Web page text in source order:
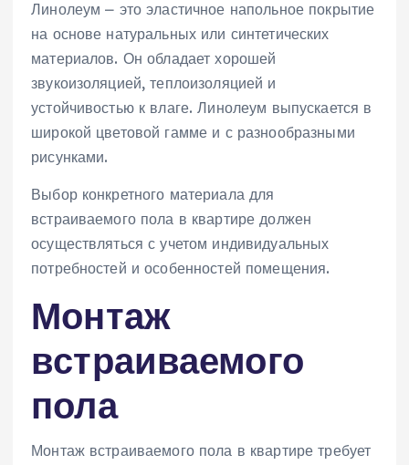
Линолеум ⎼ это эластичное напольное покрытие
на основе натуральных или синтетических
материалов. Он обладает хорошей
звукоизоляцией‚ теплоизоляцией и
устойчивостью к влаге. Линолеум выпускается в
широкой цветовой гамме и с разнообразными
рисунками.
Выбор конкретного материала для
встраиваемого пола в квартире должен
осуществляться с учетом индивидуальных
потребностей и особенностей помещения.
Монтаж
встраиваемого
пола
Монтаж встраиваемого пола в квартире требует